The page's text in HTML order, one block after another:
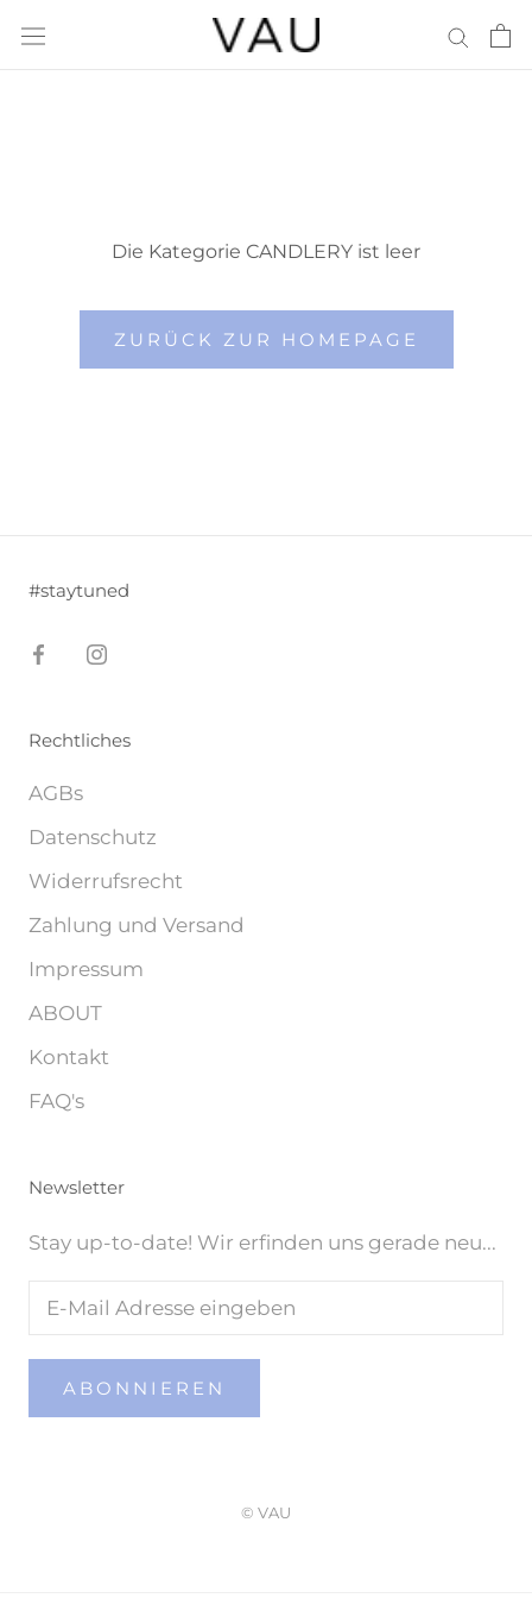
zum
Die Kategorie CANDLERY ist leer
ZURÜCK ZUR HOMEPAGE
#staytuned
Rechtliches
AGBs
Datenschutz
Widerrufsrecht
Zahlung und Versand
Impressum
ABOUT
Kontakt
FAQ's
Newsletter
Stay up-to-date! Wir erfinden uns gerade neu...
ABONNIEREN
© VAU